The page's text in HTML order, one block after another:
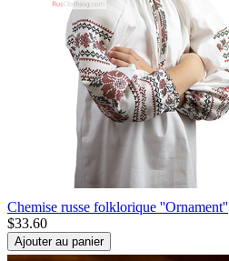
Chemise russe folklorique ''Ornament''
$33.60
Ajouter au panier